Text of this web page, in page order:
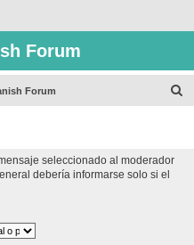
Forum
Forum
seleccionado al moderador
debería informarse solo si el